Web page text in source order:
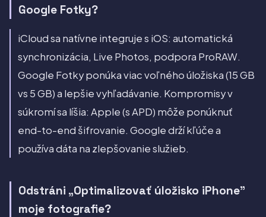
Google Fotky?
iCloud sa natívne integruje s iOS: automatická
synchronizácia, Live Photos, podpora ProRAW.
Google Fotky ponúka viac voľného úložiska (15 GB
vs 5 GB) a lepšie vyhľadávanie. Kompromisy v
súkromí sa líšia: Apple (s APD) môže ponúknuť
end-to-end šifrovanie. Google drží kľúče a
používa dáta na zlepšovanie služieb.
Odstráni „Optimalizovať úložisko iPhone"
moje fotografie?